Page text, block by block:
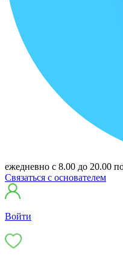
ежедневно с 8.00 до 20.00
Связаться с основателем
Войти